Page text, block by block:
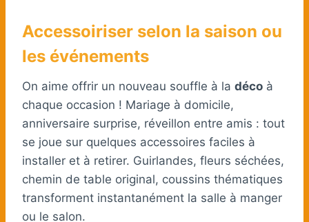
Accessoiriser selon la saison ou
les événements
On aime offrir un nouveau souffle à la déco à
chaque occasion ! Mariage à domicile,
anniversaire surprise, réveillon entre amis : tout
se joue sur quelques accessoires faciles à
installer et à retirer. Guirlandes, fleurs séchées,
chemin de table original, coussins thématiques
transforment instantanément la salle à manger
ou le salon.